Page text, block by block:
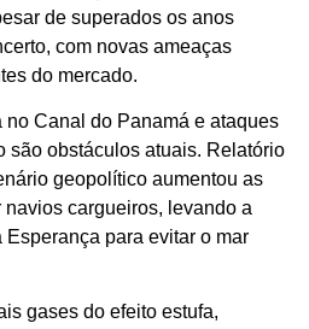
de superados os anos
com novas ameaças
do mercado.
no Canal do Panamá e ataques
são obstáculos atuais. Relatório
geopolítico aumentou as
cargueiros, levando a
para evitar o mar
gases do efeito estufa,